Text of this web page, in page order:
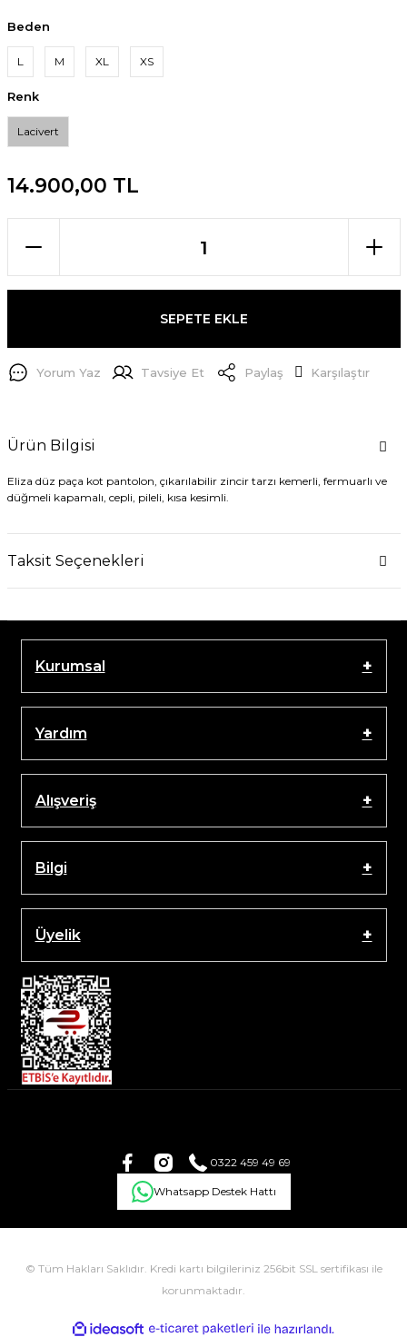
Beden
L M XL XS
Renk
Lacivert
14.900,00 TL
SEPETE EKLE
Yorum Yaz Tavsiye Et Paylaş Karşılaştır
Ürün Bilgisi
Eliza düz paça kot pantolon, çıkarılabilir zincir tarzı kemerli, fermuarlı ve
düğmeli kapamalı, cepli, pileli, kısa kesimli.
Taksit Seçenekleri
Kurumsal
Yardım
Alışveriş
Bilgi
Üyelik
0322 459 49 69
Whatsapp Destek Hattı
© Tüm Hakları Saklıdır. Kredi kartı bilgileriniz 256bit SSL sertifikası ile
korunmaktadır.
ideasoft e-